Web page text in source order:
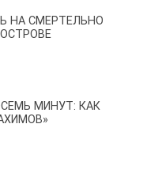
НА СМЕРТЕЛЬНО
МИНУТ: КАК